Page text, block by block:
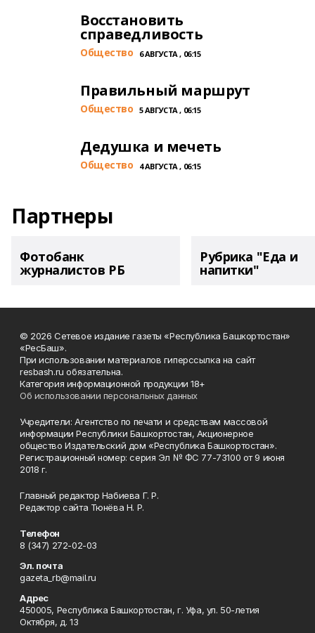
Восстановить
справедливость
Общество 6 АВГУСТА , 06:15
Правильный маршрут
Общество 5 АВГУСТА , 06:15
Дедушка и мечеть
Общество 4 АВГУСТА , 06:15
Партнеры
Фотобанк
журналистов РБ
Рубрика "Еда и
напитки"
© 2026 Сетевое издание газеты «Республика Башкортостан»
«РесБаш».
При использовании материалов гиперссылка на сайт
resbash.ru обязательна.
Категория информационной продукции 18+
Об использовании персональных данных
Учредители: Агентство по печати и средствам массовой
информации Республики Башкортостан, Акционерное
общество Издательский дом «Республика Башкортостан».
Регистрационный номер: серия Эл № ФС 77-73100 от 9 июня
2018 г.
Главный редактор Набиева Г. Р.
Редактор сайта Тюнёва Н. Р.
Телефон
8 (347) 272-02-03
Эл. почта
gazeta_rb@mail.ru
Адрес
450005, Республика Башкортостан, г. Уфа, ул. 50-летия
Октября, д. 13